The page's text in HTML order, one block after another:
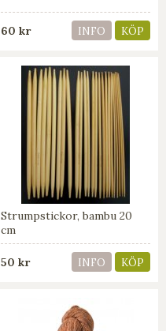
60 kr INFO KÖP
Strumpstickor, bambu 20
cm
50 kr INFO KÖP